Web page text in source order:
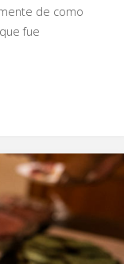
de como
fue